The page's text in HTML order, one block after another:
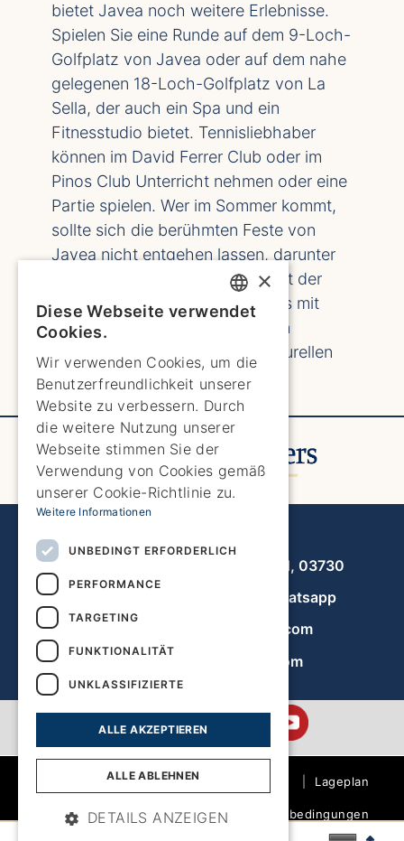
bietet Javea noch weitere Erlebnisse.
Spielen Sie eine Runde auf dem 9-Loch-
Golfplatz von Javea oder auf dem nahe
gelegenen 18-Loch-Golfplatz von La
Sella, der auch ein Spa und ein
Fitnesstudio bietet. Tennisliebhaber
können im David Ferrer Club oder im
Pinos Club Unterricht nehmen oder eine
Partie spielen. Wer im Sommer kommt,
sollte sich die berühmten Feste von
Javea nicht entgehen lassen, darunter
das San-Juan-Fest und das Fest der
Mauren und Christen, die jeweils mit
Paraden, Feuerwerk und reichen
Traditionen den lebendigen kulturellen
Geist von Javea präsentieren.
Avenida de la Libertad 19, local 11, 03730
Whatsapp
info@javeahomefinders.com
de.javeahomefinders.com
Lageplan
Allgemeine Geschäftsbedingungen
|
ENGLISH
ENGLISH
SPANISH
GERMAN
FRENCH
DUTCH
×
Diese Webseite verwendet
Cookies.
Wir verwenden Cookies, um die
Benutzerfreundlichkeit unserer
Website zu verbessern. Durch
die weitere Nutzung unserer
Webseite stimmen Sie der
Verwendung von Cookies gemäß
unserer Cookie-Richtlinie zu.
Weitere Informationen
UNBEDINGT ERFORDERLICH
PERFORMANCE
TARGETING
FUNKTIONALITÄT
UNKLASSIFIZIERTE
ALLE AKZEPTIEREN
ALLE ABLEHNEN
DETAILS ANZEIGEN